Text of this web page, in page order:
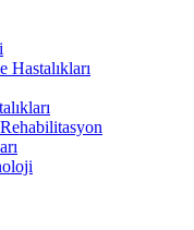
Hastalıkları